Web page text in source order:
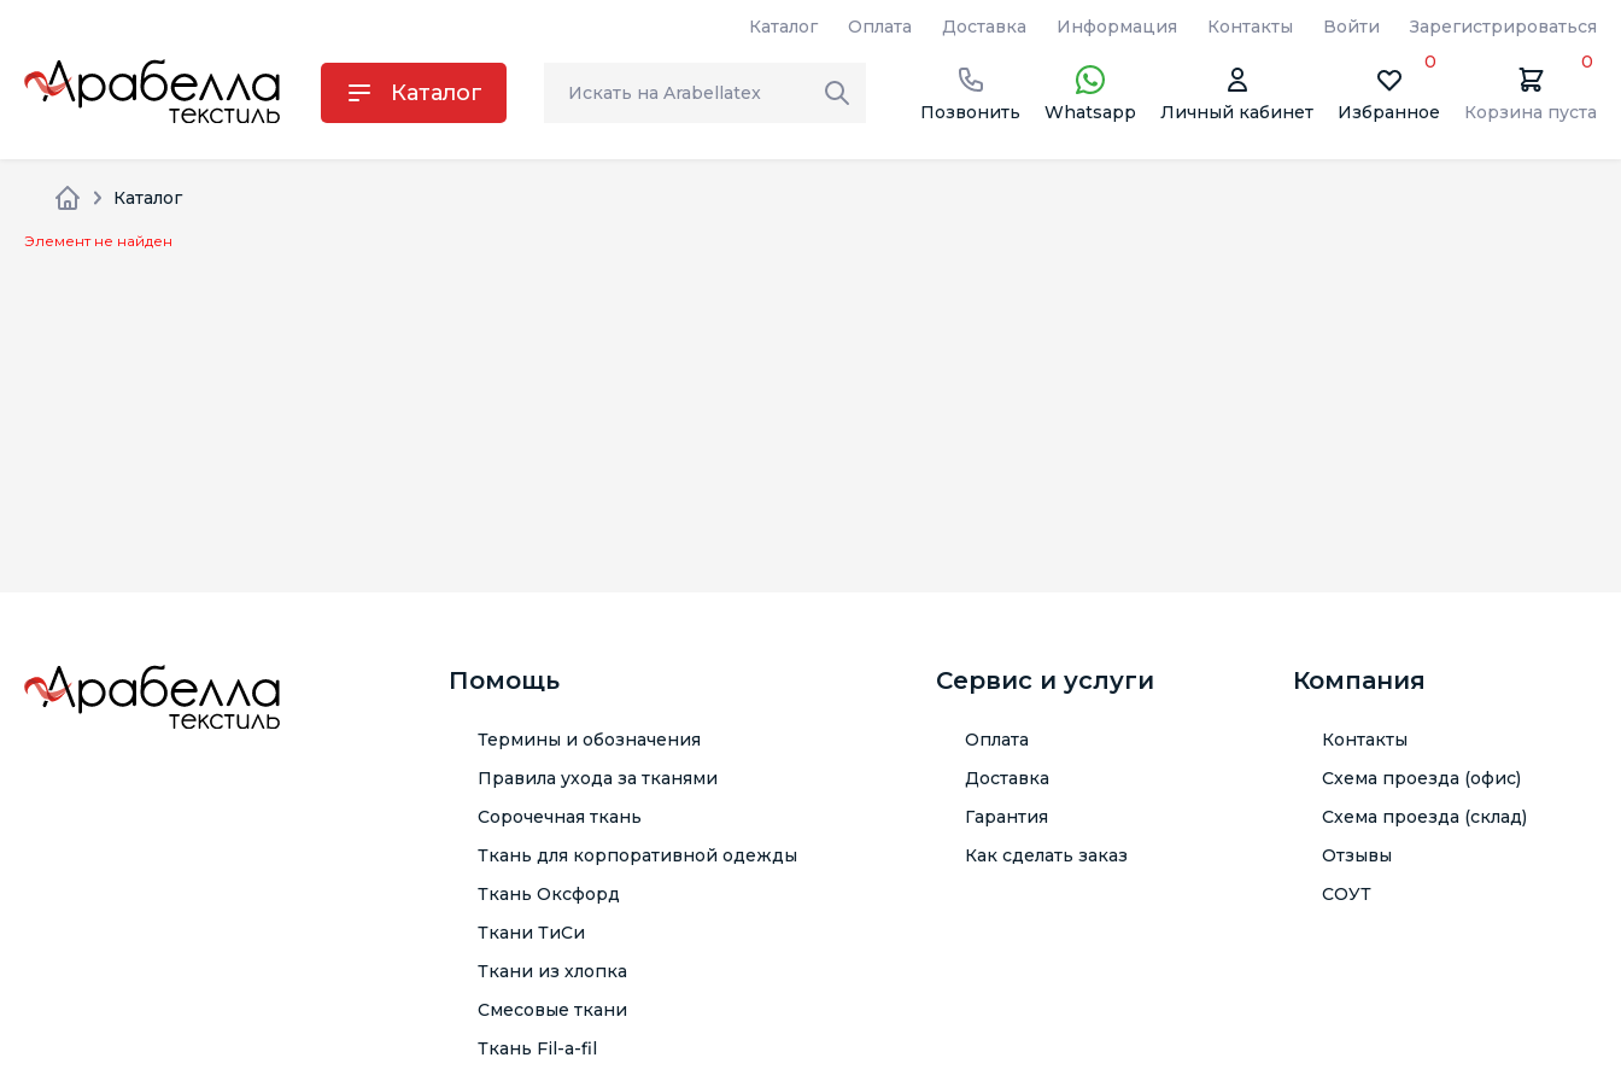
Каталог Оплата Доставка Информация Контакты Войти Зарегистрироваться
Каталог
Позвонить Whatsapp Личный кабинет Избранное
0
Корзина пуста
0
Каталог
Элемент не найден
Помощь
Термины и обозначения
Правила ухода за тканями
Сорочечная ткань
Ткань для корпоративной одежды
Ткань Оксфорд
Ткани ТиСи
Ткани из хлопка
Смесовые ткани
Ткань Fil-a-fil
Сервис и услуги
Оплата
Доставка
Гарантия
Как сделать заказ
Компания
Контакты
Схема проезда (офис)
Схема проезда (склад)
Отзывы
СОУТ